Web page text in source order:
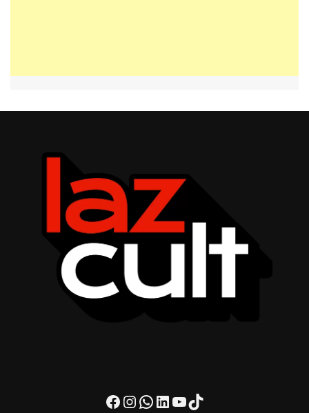
Facebook
Instagram
WhatsApp
LinkedIn
Youtube
TikTok